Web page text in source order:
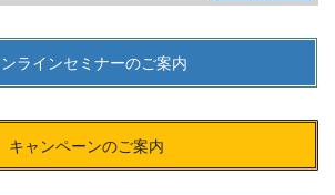
ラインセミナーのご案内
キャンペーンのご案内